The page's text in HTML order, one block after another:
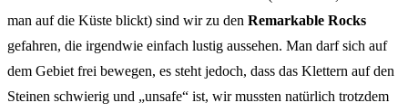
man auf die Küste blickt) sind wir zu den Remarkable Rocks
gefahren, die irgendwie einfach lustig aussehen. Man darf sich auf
dem Gebiet frei bewegen, es steht jedoch, dass das Klettern auf den
Steinen schwierig und „unsafe“ ist, wir mussten natürlich trotzdem